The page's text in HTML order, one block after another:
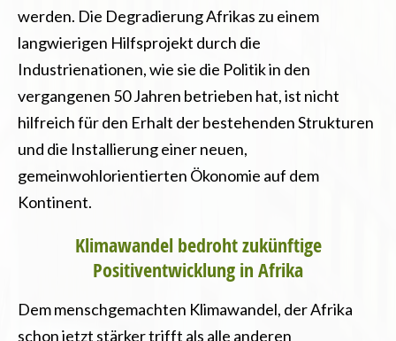
werden. Die Degradierung Afrikas zu einem
langwierigen Hilfsprojekt durch die
Industrienationen, wie sie die Politik in den
vergangenen 50 Jahren betrieben hat, ist nicht
hilfreich für den Erhalt der bestehenden Strukturen
und die Installierung einer neuen,
gemeinwohlorientierten Ökonomie auf dem
Kontinent.
Klimawandel bedroht zukünftige
Positiventwicklung in Afrika
Dem menschgemachten Klimawandel, der Afrika
schon jetzt stärker trifft als alle anderen